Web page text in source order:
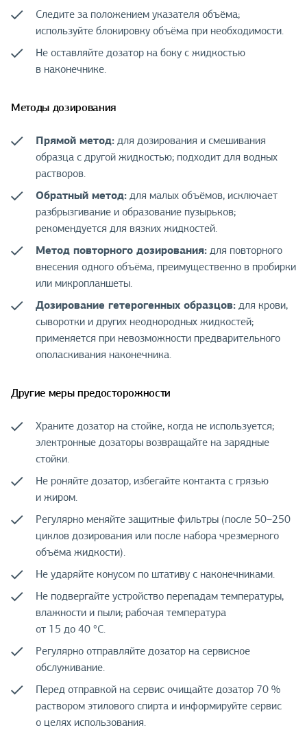
Следите за положением указателя объёма;
используйте блокировку объёма при необходимости.
Не оставляйте дозатор на боку с жидкостью
в наконечнике.
Методы дозирования
Прямой метод: для дозирования и смешивания
образца с другой жидкостью; подходит для водных
растворов.
Обратный метод: для малых объёмов, исключает
разбрызгивание и образование пузырьков;
рекомендуется для вязких жидкостей.
Метод повторного дозирования: для повторного
внесения одного объёма, преимущественно в пробирки
или микропланшеты.
Дозирование гетерогенных образцов: для крови,
сыворотки и других неоднородных жидкостей;
применяется при невозможности предварительного
ополаскивания наконечника.
Другие меры предосторожности
Храните дозатор на стойке, когда не используется;
электронные дозаторы возвращайте на зарядные
стойки.
Не роняйте дозатор, избегайте контакта с грязью
и жиром.
Регулярно меняйте защитные фильтры (после 50–250
циклов дозирования или после набора чрезмерного
объёма жидкости).
Не ударяйте конусом по штативу с наконечниками.
Не подвергайте устройство перепадам температуры,
влажности и пыли; рабочая температура
от 15 до 40 °С.
Регулярно отправляйте дозатор на сервисное
обслуживание.
Перед отправкой на сервис очищайте дозатор 70 %
раствором этилового спирта и информируйте сервис
о целях использования.